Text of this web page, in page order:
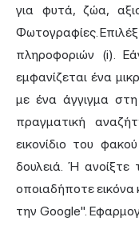
για φυτά, ζώα,
Φωτογραφίες.
πληροφοριών (i).
εμφανίζεται ένα
με ένα άγγιγμα
πραγματική
εικονίδιο του
δουλειά. Ή
οποιαδήποτε εικόνα
την Google".